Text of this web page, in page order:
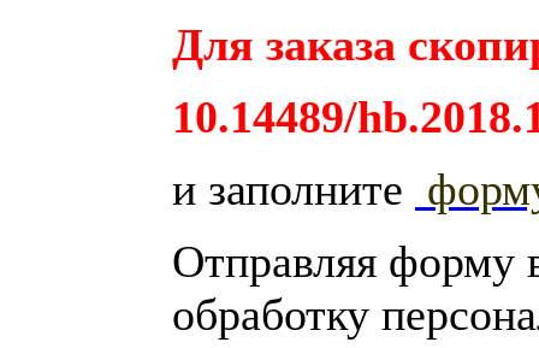
Для заказа
10.14489/
и заполните
Отправляя форму
обработку